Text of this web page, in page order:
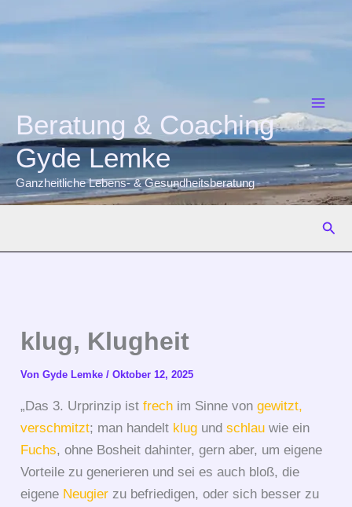
Beratung & Coaching
Gyde Lemke
Ganzheitliche Lebens- & Gesundheitsberatung
klug, Klugheit
VonGyde Lemke/Oktober 12, 2025
„Das 3. Urprinzip istfrech im Sinne vongewitzt,
verschmitzt; man handelt klug undschlau wie ein
Fuchs, ohne Bosheit dahinter, gern aber, um eigene
Vorteile zu generieren und sei es auch bloß, die
eigene Neugier zu befriedigen, oder sich besser zu